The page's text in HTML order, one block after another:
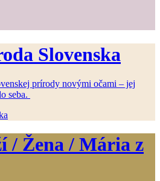
Slovenska
prírody novými očami – jej
seba.
/ Žena / Mária z